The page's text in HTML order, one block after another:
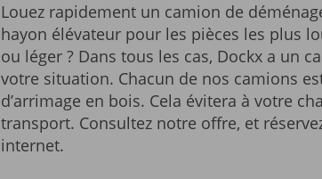
Louez rapidement un camion de
hayon élévateur pour les pièces les plus
ou léger ? Dans tous les cas, Dockx a un
votre situation. Chacun de nos camions
d’arrimage en bois. Cela évitera à votre
transport. Consultez notre offre, et
internet.